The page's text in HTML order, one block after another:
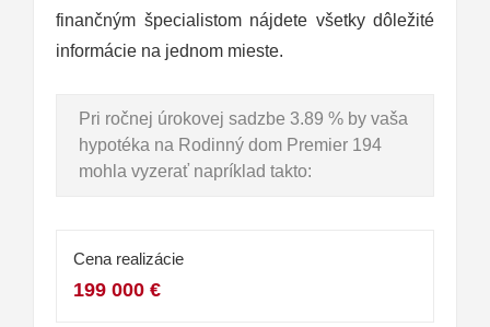
finančným špecialistom nájdete všetky dôležité
informácie na jednom mieste.
Pri ročnej úrokovej sadzbe 3.89 % by vaša
hypotéka na Rodinný dom Premier 194
mohla vyzerať napríklad takto:
Cena realizácie
199 000 €